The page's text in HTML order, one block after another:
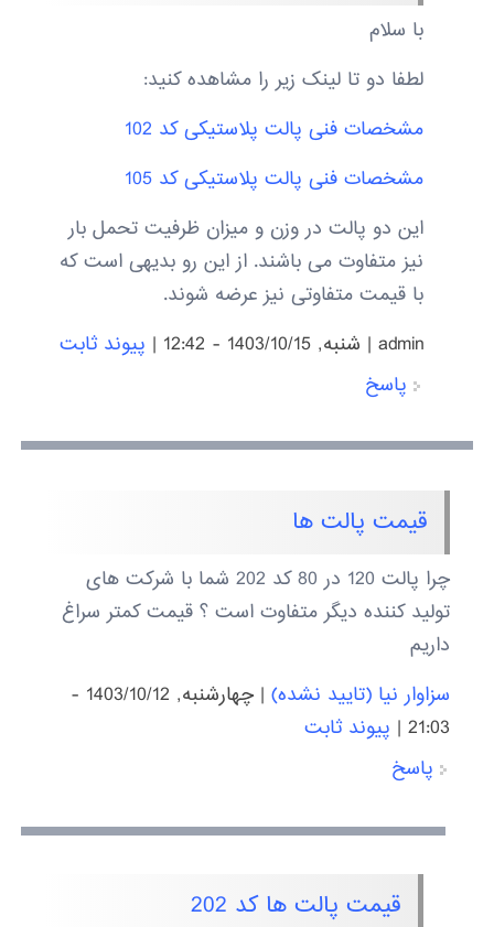
با سلام
لطفا دو تا لینک زیر را مشاهده کنید:
مشخصات فنی پالت پلاستیکی کد 102
مشخصات فنی پالت پلاستیکی کد 105
این دو پالت در وزن و میزان ظرفیت تحمل بار
نیز متفاوت می باشند. از این رو بدیهی است که
با قیمت متفاوتی نیز عرضه شوند.
admin
| شنبه, 1403/10/15 - 12:42 | پیوند ثابت
پاسخ
قیمت پالت ها
چرا پالت 120 در 80 کد 202 شما با شرکت های
تولید کننده دیگر متفاوت است ؟ قیمت کمتر سراغ
داریم
سزاوار نیا (تایید نشده)|
چهارشنبه, 1403/10/12 -
21:03
| پیوند ثابت
پاسخ
قیمت پالت ها کد 202